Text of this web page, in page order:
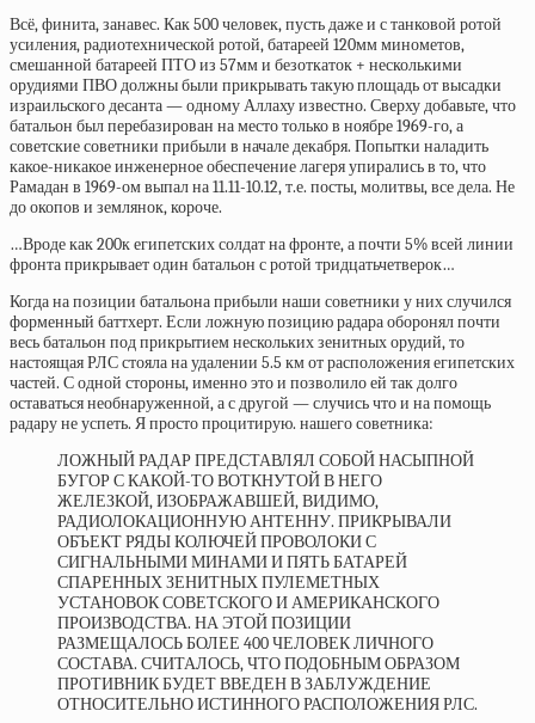
Всё, финита, занавес. Как 500 человек, пусть даже и с танковой ротой
усиления, радиотехнической ротой, батареей 120мм минометов,
смешанной батареей ПТО из 57мм и безоткаток + несколькими
орудиями ПВО должны были прикрывать такую площадь от высадки
израильского десанта — одному Аллаху известно. Сверху добавьте, что
батальон был перебазирован на место только в ноябре 1969-го, а
советские советники прибыли в начале декабря. Попытки наладить
какое-никакое инженерное обеспечение лагеря упирались в то, что
Рамадан в 1969-ом выпал на 11.11-10.12, т.е. посты, молитвы, все дела. Не
до окопов и землянок, короче.
…Вроде как 200к египетских солдат на фронте, а почти 5% всей линии
фронта прикрывает один батальон с ротой тридцатьчетверок…
Когда на позиции батальона прибыли наши советники у них случился
форменный баттхерт. Если ложную позицию радара оборонял почти
весь батальон под прикрытием нескольких зенитных орудий, то
настоящая РЛС стояла на удалении 5.5 км от расположения египетских
частей. С одной стороны, именно это и позволило ей так долго
оставаться необнаруженной, а с другой — случись что и на помощь
радару не успеть. Я просто процитирую. нашего советника:
ЛОЖНЫЙ РАДАР ПРЕДСТАВЛЯЛ СОБОЙ НАСЫПНОЙ
БУГОР С КАКОЙ-ТО ВОТКНУТОЙ В НЕГО
ЖЕЛЕЗКОЙ, ИЗОБРАЖАВШЕЙ, ВИДИМО,
РАДИОЛОКАЦИОННУЮ АНТЕННУ. ПРИКРЫВАЛИ
ОБЪЕКТ РЯДЫ КОЛЮЧЕЙ ПРОВОЛОКИ С
СИГНАЛЬНЫМИ МИНАМИ И ПЯТЬ БАТАРЕЙ
СПАРЕННЫХ ЗЕНИТНЫХ ПУЛЕМЕТНЫХ
УСТАНОВОК СОВЕТСКОГО И АМЕРИКАНСКОГО
ПРОИЗВОДСТВА. НА ЭТОЙ ПОЗИЦИИ
РАЗМЕЩАЛОСЬ БОЛЕЕ 400 ЧЕЛОВЕК ЛИЧНОГО
СОСТАВА. СЧИТАЛОСЬ, ЧТО ПОДОБНЫМ ОБРАЗОМ
ПРОТИВНИК БУДЕТ ВВЕДЕН В ЗАБЛУЖДЕНИЕ
ОТНОСИТЕЛЬНО ИСТИННОГО РАСПОЛОЖЕНИЯ РЛС.